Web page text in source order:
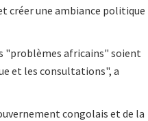
créer une ambiance politique
"problèmes africains" soient
et les consultations", a
congolais et de la